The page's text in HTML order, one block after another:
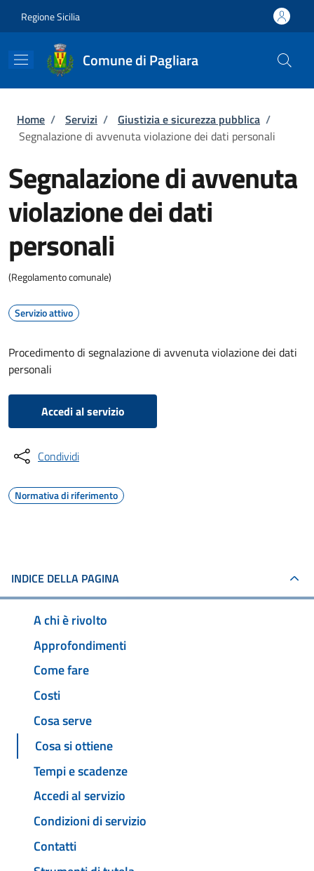
Regione Sicilia
Comune di Pagliara
Briciole di pane
Home / Servizi / Giustizia e sicurezza pubblica /
Segnalazione di avvenuta violazione dei dati personali
Segnalazione di avvenuta
violazione dei dati
personali
(Regolamento comunale)
Servizio attivo
Procedimento di segnalazione di avvenuta violazione dei dati
personali
Accedi al servizio
Condividi
Normativa di riferimento
INDICE DELLA PAGINA
A chi è rivolto
Approfondimenti
Come fare
Costi
Cosa serve
Cosa si ottiene
Tempi e scadenze
Accedi al servizio
Condizioni di servizio
Contatti